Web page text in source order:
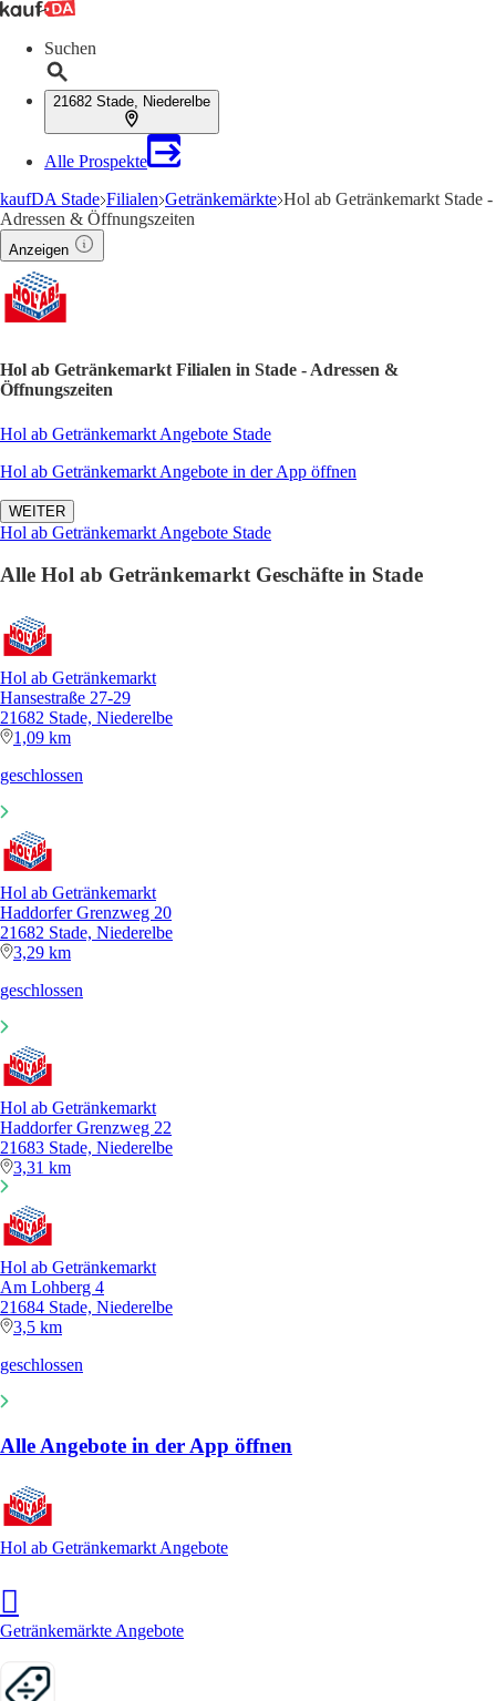
Suchen
21682 Stade, Niederelbe
Alle Prospekte
kaufDA Stade Filialen Getränkemärkte Hol ab Getränkemarkt Stade -
Adressen & Öffnungszeiten
Anzeigen
Hol ab Getränkemarkt Filialen in Stade - Adressen &
Öffnungszeiten
Hol ab Getränkemarkt Angebote Stade
Hol ab Getränkemarkt Angebote in der App öffnen
WEITER
Hol ab Getränkemarkt Angebote Stade
Alle Hol ab Getränkemarkt Geschäfte in Stade
Hol ab Getränkemarkt
Hansestraße 27-29
21682 Stade, Niederelbe
1,09 km
geschlossen
Hol ab Getränkemarkt
Haddorfer Grenzweg 20
21682 Stade, Niederelbe
3,29 km
geschlossen
Hol ab Getränkemarkt
Haddorfer Grenzweg 22
21683 Stade, Niederelbe
3,31 km
Hol ab Getränkemarkt
Am Lohberg 4
21684 Stade, Niederelbe
3,5 km
geschlossen
Alle Angebote in der App öffnen
Hol ab Getränkemarkt Angebote
Getränkemärkte Angebote